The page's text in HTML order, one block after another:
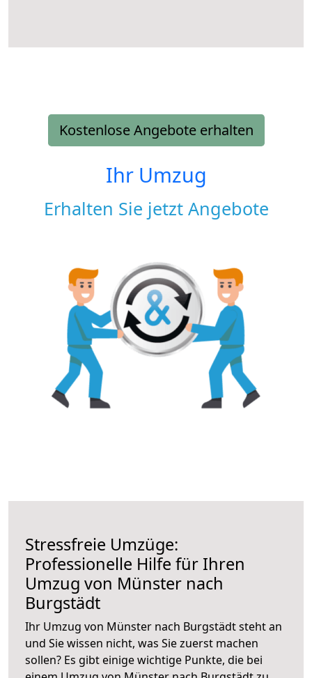
Kostenlose Angebote erhalten
Ihr Umzug
Erhalten Sie jetzt Angebote
Stressfreie Umzüge:
Professionelle Hilfe für Ihren
Umzug von Münster nach
Burgstädt
Ihr Umzug von Münster nach Burgstädt steht an
und Sie wissen nicht, was Sie zuerst machen
sollen? Es gibt einige wichtige Punkte, die bei